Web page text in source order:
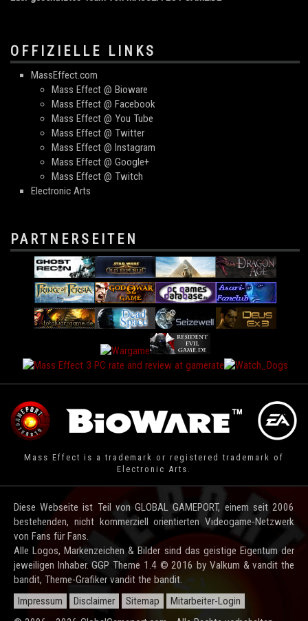
OFFIZIELLE LINKS
MassEffect.com
Mass Effect @ Bioware
Mass Effect @ Facebook
Mass Effect @ You Tube
Mass Effect @ Twitter
Mass Effect @ Instagram
Mass Effect @ Google+
Mass Effect @ Twitch
Electronic Arts
PARTNERSEITEN
Mass Effect is a trademark or registered trademark of
Electronic Arts.
Diese Webseite ist Teil von GLOBAL GAMEPORT, einem seit 2006
bestehenden, nicht kommerziell orientierten Videogame-Netzwerk
von Fans für Fans.
Alle Logos, Markenzeichen & Bilder sind das geistige Eigentum der
jeweiligen Inhaber. GGP Theme 1.4 © 2016 by Valkum & vandit the
bandit, Theme-Grafiker vandit the bandit.
Impressum
Disclaimer Sitemap
Mitarbeiter-Login